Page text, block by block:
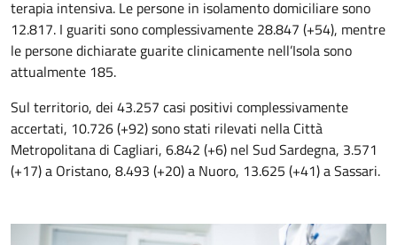
terapia intensiva. Le persone in isolamento domiciliare sono
12.817. I guariti sono complessivamente 28.847 (+54), mentre
le persone dichiarate guarite clinicamente nell’Isola sono
attualmente 185.
Sul territorio, dei 43.257 casi positivi complessivamente
accertati, 10.726 (+92) sono stati rilevati nella Città
Metropolitana di Cagliari, 6.842 (+6) nel Sud Sardegna, 3.571
(+17) a Oristano, 8.493 (+20) a Nuoro, 13.625 (+41) a Sassari.